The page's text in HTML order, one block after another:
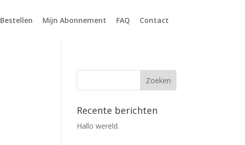
Bestellen Mijn Abonnement FAQ Contact
Recente berichten
Hallo wereld.